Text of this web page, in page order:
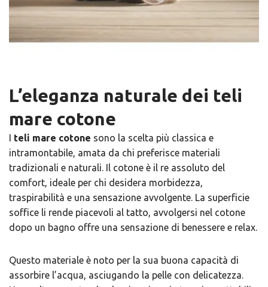
L’eleganza naturale dei teli
mare cotone
teli mare cotone sono la scelta più classica e
intramontabile, amata da chi preferisce materiali
tradizionali e naturali. Il cotone è il re assoluto del
comfort, ideale per chi desidera morbidezza,
traspirabilità e una sensazione avvolgente. La superficie
soffice li rende piacevoli al tatto, avvolgersi nel cotone
dopo un bagno offre una sensazione di benessere e relax.
Questo materiale è noto per la sua buona capacità di
assorbire l’acqua, asciugando la pelle con delicatezza.